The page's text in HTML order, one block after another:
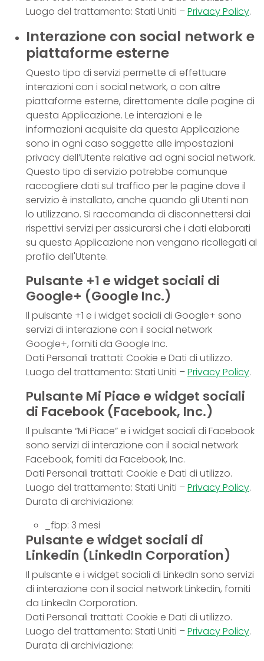
Luogo del trattamento: Stati Uniti –Privacy Policy.
Interazione con social network e
piattaforme esterne
Questo tipo di servizi permette di effettuare
interazioni con i social network, o con altre
piattaforme esterne, direttamente dalle pagine di
questa Applicazione. Le interazioni e le
informazioni acquisite da questa Applicazione
sono in ogni caso soggette alle impostazioni
privacy dell’Utente relative ad ogni social network.
Questo tipo di servizio potrebbe comunque
raccogliere dati sul traffico per le pagine dove il
servizio è installato, anche quando gli Utenti non
lo utilizzano. Si raccomanda di disconnettersi dai
rispettivi servizi per assicurarsi che i dati elaborati
su questa Applicazione non vengano ricollegati al
profilo dell'Utente.
Pulsante +1 e widget sociali di
Google+ (Google Inc.)
Il pulsante +1 e i widget sociali di Google+ sono
servizi di interazione con il social network
Google+, forniti da Google Inc.
Dati Personali trattati: Cookie e Dati di utilizzo.
Luogo del trattamento: Stati Uniti –Privacy Policy.
Pulsante Mi Piace e widget sociali
di Facebook (Facebook, Inc.)
Il pulsante “Mi Piace” e i widget sociali di Facebook
sono servizi di interazione con il social network
Facebook, forniti da Facebook, Inc.
Dati Personali trattati: Cookie e Dati di utilizzo.
Luogo del trattamento: Stati Uniti –Privacy Policy.
Durata di archiviazione:
_fbp: 3 mesi
Pulsante e widget sociali di
Linkedin (LinkedIn Corporation)
Il pulsante e i widget sociali di LinkedIn sono servizi
di interazione con il social network Linkedin, forniti
da LinkedIn Corporation.
Dati Personali trattati: Cookie e Dati di utilizzo.
Luogo del trattamento: Stati Uniti –Privacy Policy.
Durata di archiviazione: